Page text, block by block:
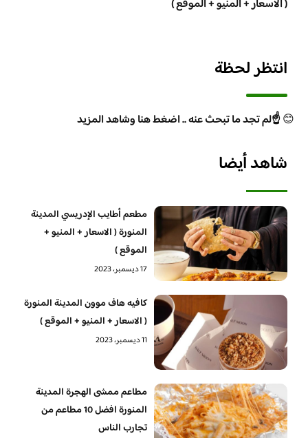
( الاسعار + المنيو + الموقع )
انتظر لحظة
😊☝️لم تجد ما تبحث عنه .. اضغط هنا وشاهد المزيد
شاهد أيضا
مطعم أطايب الإدريسي المدينة
المنورة ( الاسعار + المنيو +
الموقع )
17 ديسمبر، 2023
كافيه هاف موون المدينة المنورة
( الاسعار + المنيو + الموقع )
11 ديسمبر، 2023
مطاعم ممشى الهجرة المدينة
المنورة افضل 10 مطاعم من
تجارب الناس